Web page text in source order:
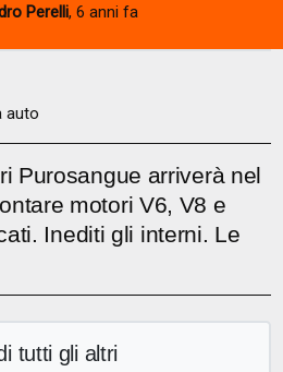
Perelli, 6 anni fa
auto
Purosangue arriverà nel
motori V6, V8 e
Inediti gli interni. Le
tutti gli altri